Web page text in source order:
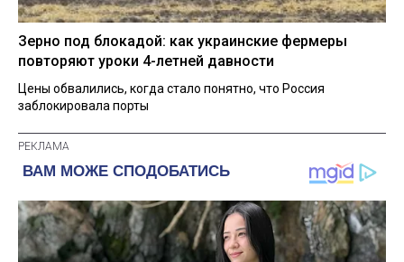
Зерно под блокадой: как украинские фермеры
повторяют уроки 4-летней давности
Цены обвалились, когда стало понятно, что Россия
заблокировала порты